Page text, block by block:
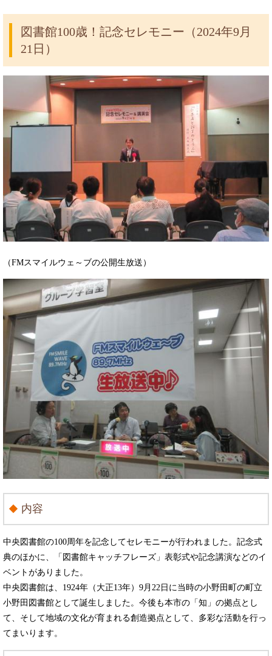
図書館100歳！記念セレモニー（2024年9月
21日）
（FMスマイルウェ～ブの公開生放送）
内容
中央図書館の100周年を記念してセレモニーが行われました。記念式
典のほかに、「図書館キャッチフレーズ」表彰式や記念講演などのイ
ベントがありました。
中央図書館は、1924年（大正13年）9月22日に当時の小野田町の町立
小野田図書館として誕生しました。今後も本市の「知」の拠点とし
て、そして地域の文化が育まれる創造拠点として、多彩な活動を行っ
てまいります。